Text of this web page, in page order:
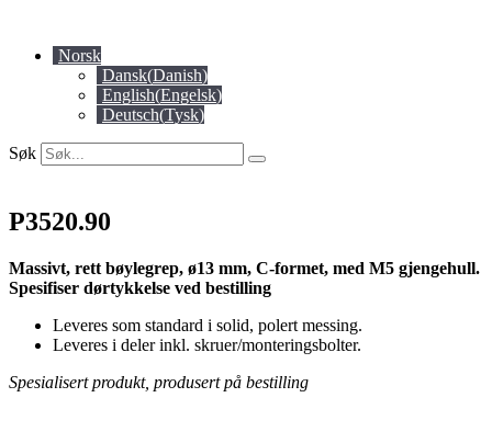
content Norsk
Dansk(Danish)
English(Engelsk)
Deutsch(Tysk)
Søk
P3520.90
Massivt, rett bøylegrep, ø13 mm, C-formet, med M5 gjengehull.
Spesifiser dørtykkelse ved bestilling
Leveres som standard i solid, polert messing.
Leveres i deler inkl. skruer/monteringsbolter.
Spesialisert produkt, produsert på bestilling